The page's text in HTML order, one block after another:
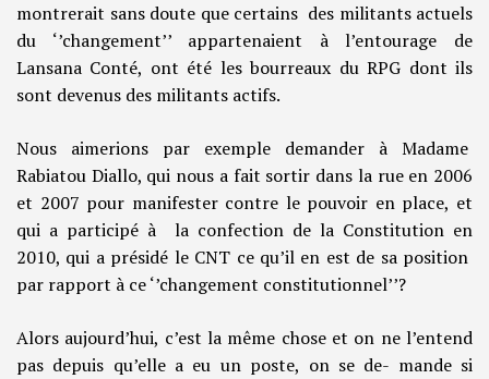
montrerait sans doute que certains des militants actuels
du ‘’changement’’ appartenaient à l’entourage de
Lansana Conté, ont été les bourreaux du RPG dont ils
sont devenus des militants actifs.
Nous aimerions par exemple demander à Madame
Rabiatou Diallo, qui nous a fait sortir dans la rue en 2006
et 2007 pour manifester contre le pouvoir en place, et
qui a participé à la confection de la Constitution en
2010, qui a présidé le CNT ce qu’il en est de sa position
par rapport à ce ‘’changement constitutionnel’’?
Alors aujourd’hui, c’est la même chose et on ne l’entend
pas depuis qu’elle a eu un poste, on se de- mande si